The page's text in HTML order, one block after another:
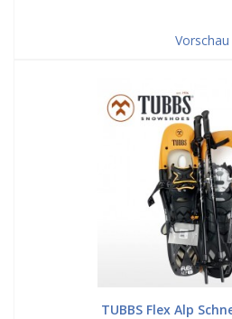
Vorschau
TUBBS Flex Alp